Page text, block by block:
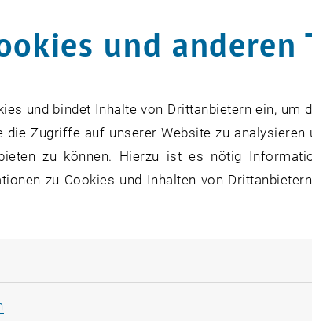
Betreuer Prof. Schöberl.
ich gerade ein Doktorat auf der TU Wien.
du mitnehmen/lernen?
in meiner Arbeitsgruppe sehr nett
und anderen
und bindet Inhalte von Drittanbietern ein, um
Zugriffe auf unserer Website zu
zu können. Hierzu ist es nötig
zu Cookies und Inhalten von